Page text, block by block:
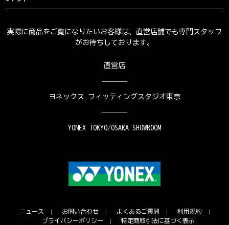
実際に商品をご覧になりたいお客様は、直営店舗でも専門スタッフ
がお待ちしております。
直営店
ヨネックス フィッティングスタジオ東京
YONEX TOKYO/OSAKA SHOWROOM
ニュース お問い合わせ よくあるご質問
利用規約
プライバシーポリシー
特定商取引法に基づく表示